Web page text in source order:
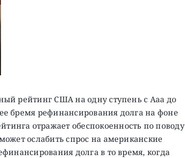
рейтинг США на одну ступень с Aaa до
бремя рефинансирования долга на фоне
отражает обеспокоенность по поводу
ослабить спрос на американские
долга в то время, когда